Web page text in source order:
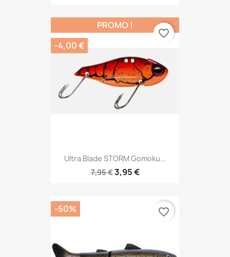
Ultra Blade STORM Gomoku...
7,95 €3,95 €
PROMO !
-4,00 €
favorite_border
-50% favorite_border